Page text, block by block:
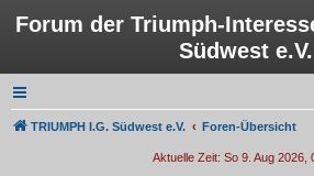
Forum der Triumph-
Südwest e.V.
TRIUMPH I.G. Südwest e.V. Foren-Übersicht
Aktuelle Zeit: So 9. Aug 2026,